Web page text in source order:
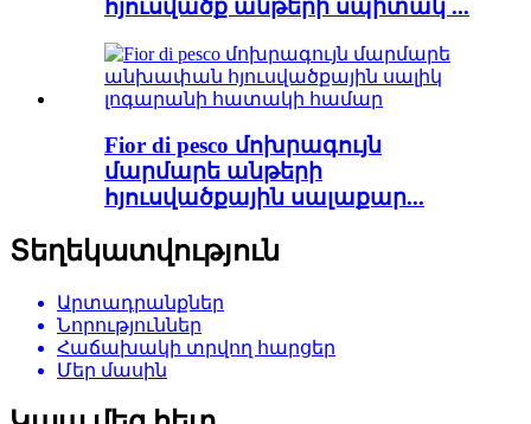
հյուսվածք անթերի սպիտակ ...
Fior di pesco մոխրագույն
մարմարե անթերի
հյուսվածքային սալաքար...
Տեղեկատվություն
Արտադրանքներ
Նորություններ
Հաճախակի տրվող հարցեր
Մեր մասին